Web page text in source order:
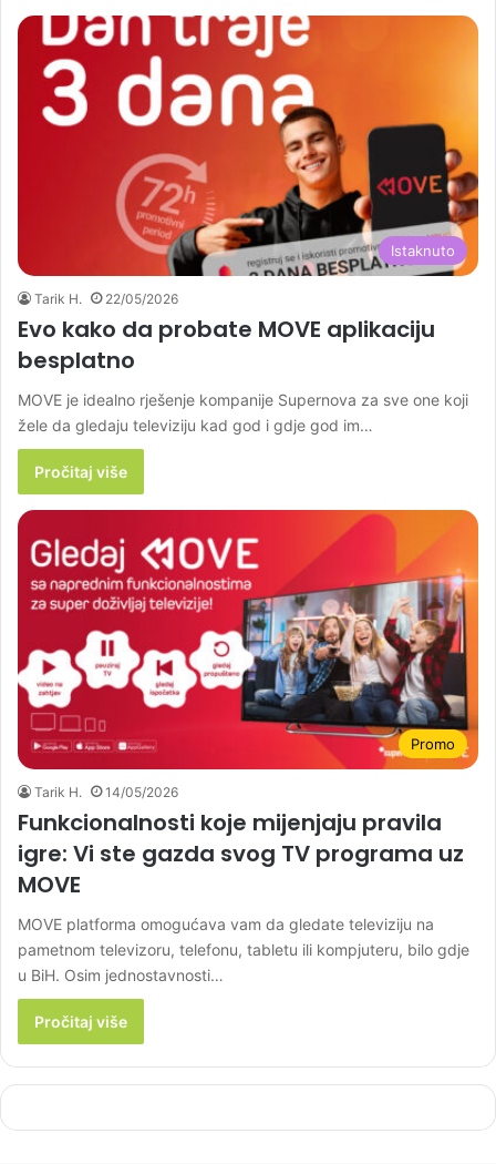
Istaknuto
Tarik H. 22/05/2026
Evo kako da probate MOVE aplikaciju
besplatno
MOVE je idealno rješenje kompanije Supernova za sve one koji
žele da gledaju televiziju kad god i gdje god im…
Pročitaj više
Promo
Tarik H. 14/05/2026
Funkcionalnosti koje mijenjaju pravila
igre: Vi ste gazda svog TV programa uz
MOVE
MOVE platforma omogućava vam da gledate televiziju na
pametnom televizoru, telefonu, tabletu ili kompjuteru, bilo gdje
u BiH. Osim jednostavnosti…
Pročitaj više